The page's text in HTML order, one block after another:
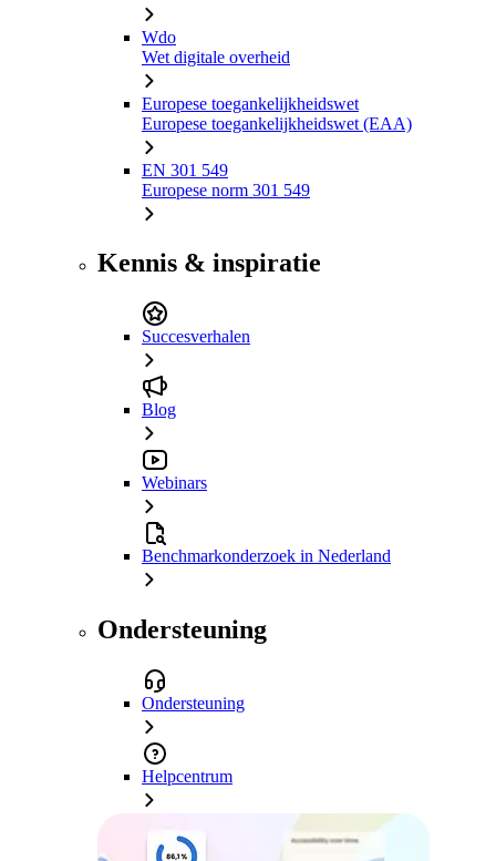
Wdo
Wet digitale overheid
Europese toegankelijkheidswet
Europese toegankelijkheidswet (EAA)
EN 301 549
Europese norm 301 549
Kennis & inspiratie
Succesverhalen
Blog
Webinars
Benchmarkonderzoek in Nederland
Ondersteuning
Ondersteuning
Helpcentrum